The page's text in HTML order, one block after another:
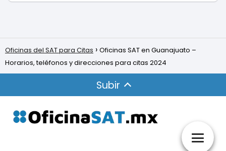
Oficinas del SAT para Citas
Oficinas SAT en Guanajuato –
Horarios, teléfonos y direcciones para citas 2024
Subir